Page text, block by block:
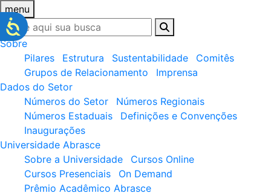
menu
Sobre
Pilares
Estrutura Sustentabilidade
Comitês
Grupos de Relacionamento
Imprensa
Dados do Setor
Números do Setor
Números Regionais
Números Estaduais
Definições e Convenções
Inaugurações
Universidade Abrasce
Sobre a Universidade
Cursos Online
Cursos Presenciais
On Demand
Prêmio Acadêmico Abrasce